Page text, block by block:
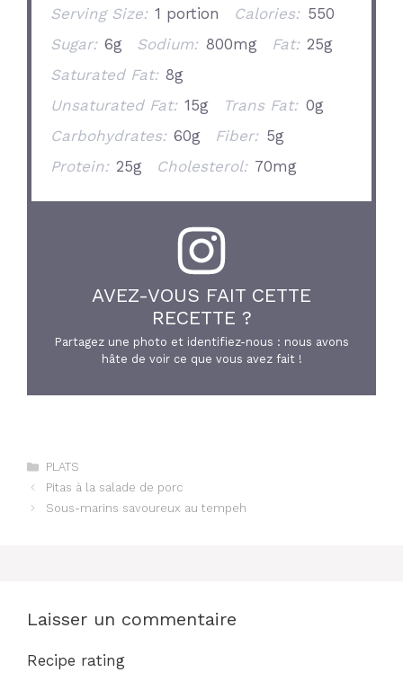
Serving Size: 1 portion Calories: 550
Sugar: 6g Sodium: 800mg Fat: 25g
Saturated Fat: 8g
Unsaturated Fat: 15g Trans Fat: 0g
Carbohydrates: 60g Fiber: 5g
Protein: 25g Cholesterol: 70mg
AVEZ-VOUS FAIT CETTE
RECETTE ?
Partagez une photo et identifiez-nous : nous avons
hâte de voir ce que vous avez fait !
Catégories
PLATS
Pitas à la salade de porc
Sous-marins savoureux au tempeh
Laisser un commentaire
Recipe rating